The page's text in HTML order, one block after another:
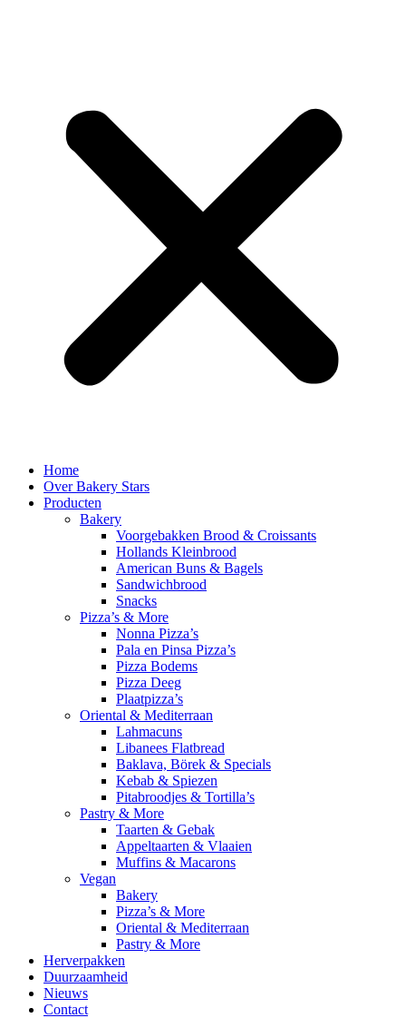
Home
Over Bakery Stars
Producten
Bakery
Voorgebakken Brood & Croissants
Hollands Kleinbrood
American Buns & Bagels
Sandwichbrood
Snacks
Pizza’s & More
Nonna Pizza’s
Pala en Pinsa Pizza’s
Pizza Bodems
Pizza Deeg
Plaatpizza’s
Oriental & Mediterraan
Lahmacuns
Libanees Flatbread
Baklava, Börek & Specials
Kebab & Spiezen
Pitabroodjes & Tortilla’s
Pastry & More
Taarten & Gebak
Appeltaarten & Vlaaien
Muffins & Macarons
Vegan
Bakery
Pizza’s & More
Oriental & Mediterraan
Pastry & More
Herverpakken
Duurzaamheid
Nieuws
Contact